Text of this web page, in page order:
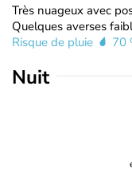
Très nuageux avec
Quelques averses
Risque de pluie
70
Nuit